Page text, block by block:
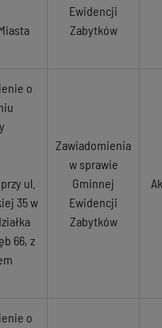
Ewidencji
Zabytków
o
ul.
35 w
66, z
Zawiadomienia
w sprawie
Gminnej
Ewidencji
Zabytków
o